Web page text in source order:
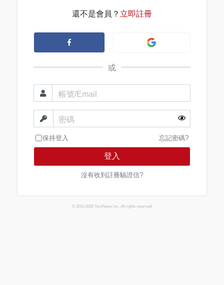
還不是會員？ 立即註冊
或
帳號/Email
密碼
保持登入 忘記密碼?
登入
沒有收到註冊驗證信?
© 2013-2026 TechNews Inc. All rights reserved.